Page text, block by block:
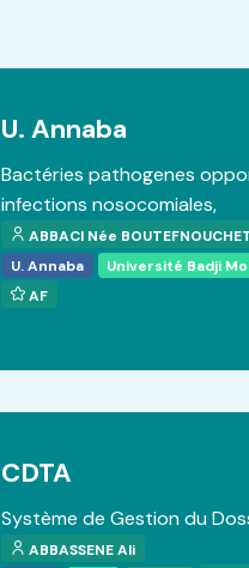
U. Annaba
Bactéries pathogenes
infections nosocomiales,
ABBACI Née
U. Annaba
Université Badji
AF
CDTA
Système de Gestion du
ABBASSENE Ali